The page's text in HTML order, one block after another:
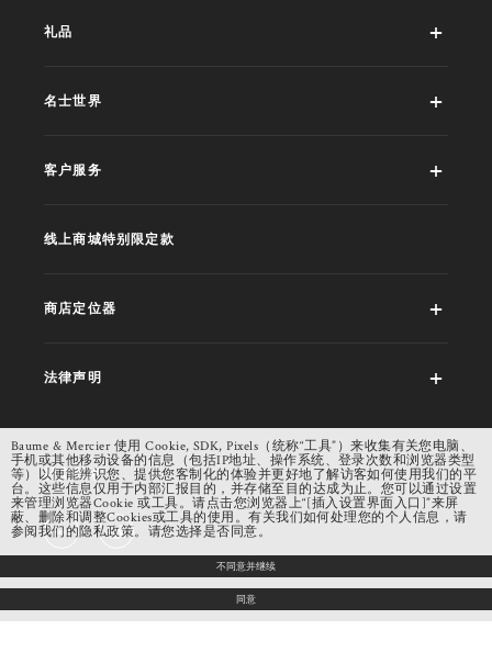
礼品
名士世界
客户服务
线上商城特别限定款
商店定位器
法律声明
社交网络
Baume & Mercier 使用 Cookie, SDK, Pixels（统称“工具”）来收集有关您电脑、
手机或其他移动设备的信息（包括IP地址、操作系统、登录次数和浏览器类型
等）以便能辨识您、提供您客制化的体验并更好地了解访客如何使用我们的平
台。这些信息仅用于内部汇报目的，并存储至目的达成为止。您可以通过设置
来管理浏览器Cookie 或工具。请点击您浏览器上“[插入设置界面入口]”来屏
蔽、删除和调整Cookies或工具的使用。有关我们如何处理您的个人信息，请
参阅我们的隐私政策。请您选择是否同意。
不同意并继续
同意